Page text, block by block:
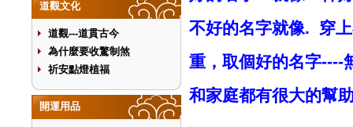
道觀文化
道觀---道貫古今
為什麼要收驚制煞
祈安點燈植福
開運用品
不好的名字就像. 穿
重， 取個好的名字----
和家庭都有很大的幫